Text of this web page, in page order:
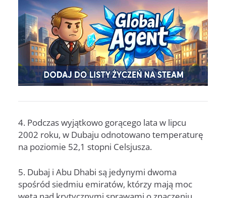
4. Podczas wyjątkowo gorącego lata w lipcu
2002 roku, w Dubaju odnotowano temperaturę
na poziomie 52,1 stopni Celsjusza.
5. Dubaj i Abu Dhabi są jedynymi dwoma
spośród siedmiu emiratów, którzy mają moc